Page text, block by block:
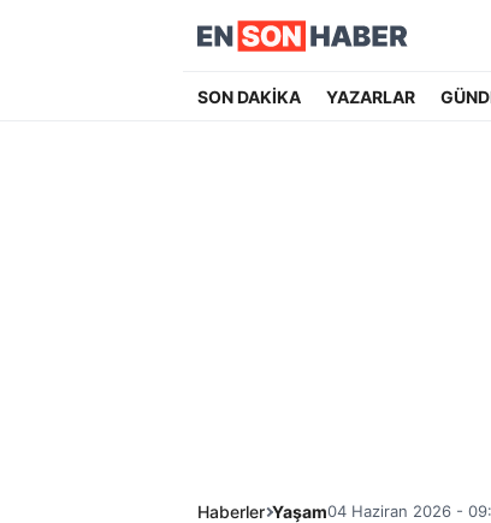
SON DAKİKA YAZARLAR
Haberler Yaşam04 Haziran 2026 -